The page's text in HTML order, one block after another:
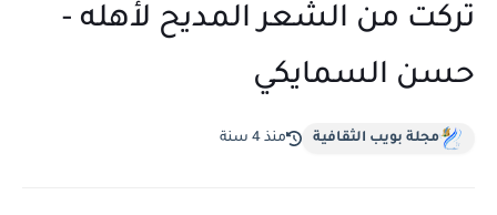
تركت من الشعر المديح لأهله -
حسن السمايكي
مجلة بويب الثقافية منذ 4 سنة